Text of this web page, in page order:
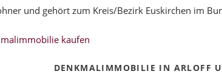
und gehört zum Kreis/Bezirk Euskirchen im
kaufen
DENKMALIMMOBILIE IN ARLOFF